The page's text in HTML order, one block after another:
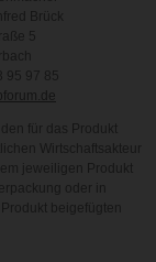
Brück
5
95 97 85
für das Produkt
Wirtschaftsakteur
jeweiligen Produkt
oder in
beigefügten